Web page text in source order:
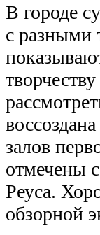
В городе
с разными
залов
отмечены
Реуса.
обзорной